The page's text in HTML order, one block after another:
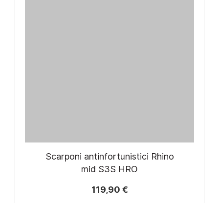
Scarponi antinfortunistici Rhino
mid S3S HRO
119,90 €